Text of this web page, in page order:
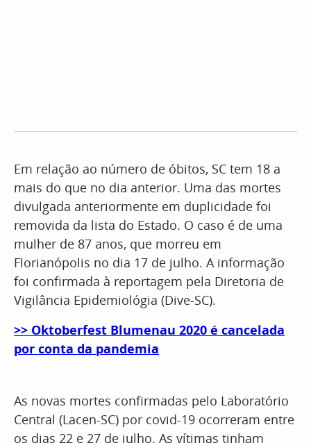
Em relação ao número de óbitos, SC tem 18 a
mais do que no dia anterior. Uma das mortes
divulgada anteriormente em duplicidade foi
removida da lista do Estado. O caso é de uma
mulher de 87 anos, que morreu em
Florianópolis no dia 17 de julho. A informação
foi confirmada à reportagem pela Diretoria de
Vigilância Epidemiológia (Dive-SC).
>> Oktoberfest Blumenau 2020 é cancelada
por conta da pandemia
As novas mortes confirmadas pelo Laboratório
Central (Lacen-SC) por covid-19 ocorreram entre
os dias 22 e 27 de julho. As vítimas tinham